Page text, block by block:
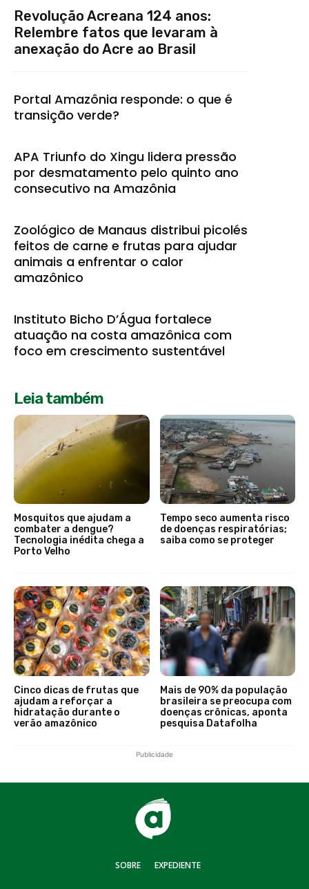
Revolução Acreana 124 anos:
Relembre fatos que levaram à
anexação do Acre ao Brasil
Portal Amazônia responde: o que é
transição verde?
APA Triunfo do Xingu lidera pressão
por desmatamento pelo quinto ano
consecutivo na Amazônia
Zoológico de Manaus distribui picolés
feitos de carne e frutas para ajudar
animais a enfrentar o calor
amazônico
Instituto Bicho D’Água fortalece
atuação na costa amazônica com
foco em crescimento sustentável
Leia também
Mosquitos que ajudam a
combater a dengue?
Tecnologia inédita chega a
Porto Velho
Tempo seco aumenta risco
de doenças respiratórias;
saiba como se proteger
Cinco dicas de frutas que
ajudam a reforçar a
hidratação durante o
verão amazônico
Mais de 90% da população
brasileira se preocupa com
doenças crônicas, aponta
pesquisa Datafolha
Publicidade
SOBRE EXPEDIENTE